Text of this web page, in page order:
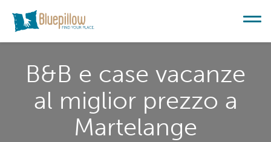
B&B e case vacanze
al miglior prezzo a
Martelange